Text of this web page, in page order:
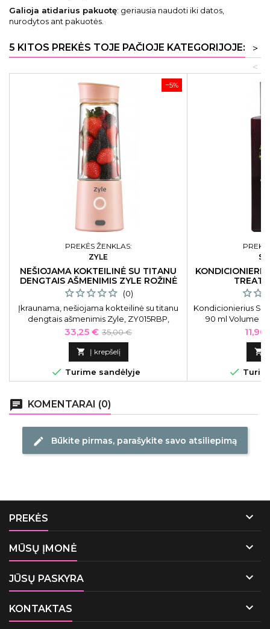
Galioja atidarius pakuotę: geriausia naudoti iki datos,
nurodytos ant pakuotės.
5 KITOS PREKĖS TOJE PAČIOJE KATEGORIJOJE:
>
<
−5%
PREKĖS ŽENKLAS:
ZYLE
NEŠIOJAMA KOKTEILINĖ SU TITANU
DENGTAIS AŠMENIMIS ZYLE ROŽINĖ
(0)
Įkraunama, nešiojama kokteilinė su titanu
dengtais ašmenimis Zyle, ZY015RBP,
rožinės spalvos
Kaina
33,25 € Bazinė
kaina
35,00 €
 Į krepšelį
 Turime sandėlyje
Kondicionierius
90 ml Volume
Kaina


chat KOMENTARAI (0)
edit Būkite pirmas, parašykite savo atsiliepimą
PREKĖS 
MŪSŲ ĮMONĖ 
JŪSŲ PASKYRA 
KONTAKTAS 